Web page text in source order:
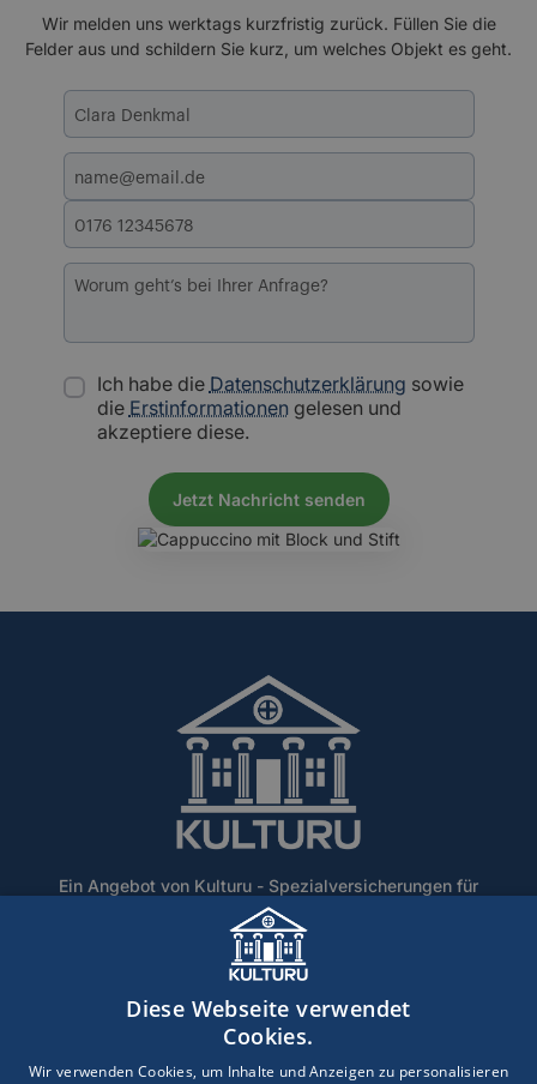
Wir melden uns werktags kurzfristig zurück. Füllen Sie die
Felder aus und schildern Sie kurz, um welches Objekt es geht.
Ich habe die Datenschutzerklärung sowie
die Erstinformationen gelesen und
akzeptiere diese.
Ein Angebot von Kulturu - Spezialversicherungen für
Denkmalschutz und historische Gebäude.
Über UnsBlogLexikon
ErstinformationHaftungsausschlussImpressum
Datenschutz
Diese Webseite verwendet
Cookies.
Wir verwenden Cookies, um Inhalte und Anzeigen zu personalisieren